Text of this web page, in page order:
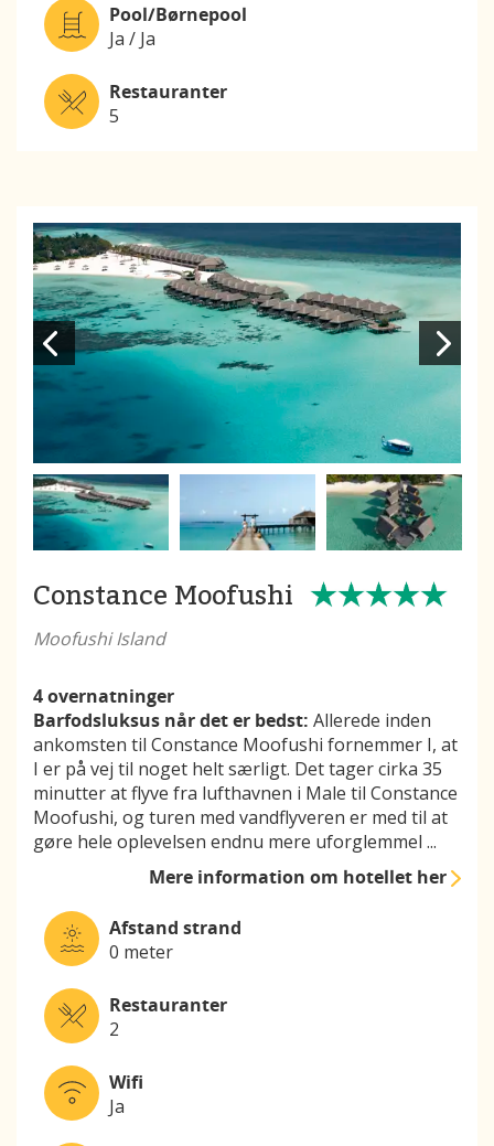
Pool/Børnepool
Ja / Ja
Restauranter
5
Constance Moofushi
Moofushi Island
4 overnatninger
Barfodsluksus når det er bedst: Allerede inden
ankomsten til Constance Moofushi fornemmer I, at
I er på vej til noget helt særligt. Det tager cirka 35
minutter at flyve fra lufthavnen i Male til Constance
Moofushi, og turen med vandflyveren er med til at
gøre hele oplevelsen endnu mere uforglemmel ...
Mere informationom hotellet her
Afstand strand
0 meter
Restauranter
2
Wifi
Ja